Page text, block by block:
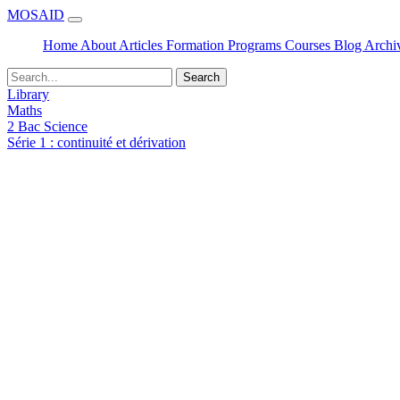
MOSAID
Home About Articles Formation Programs Courses Blog
Search
Library
Maths
2 Bac Science
Série 1 : continuité et dérivation